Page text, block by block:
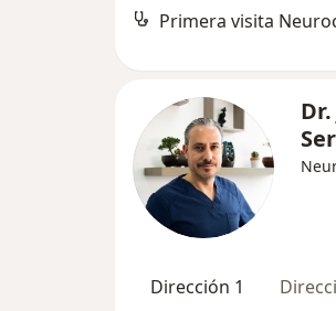
Dirección 1